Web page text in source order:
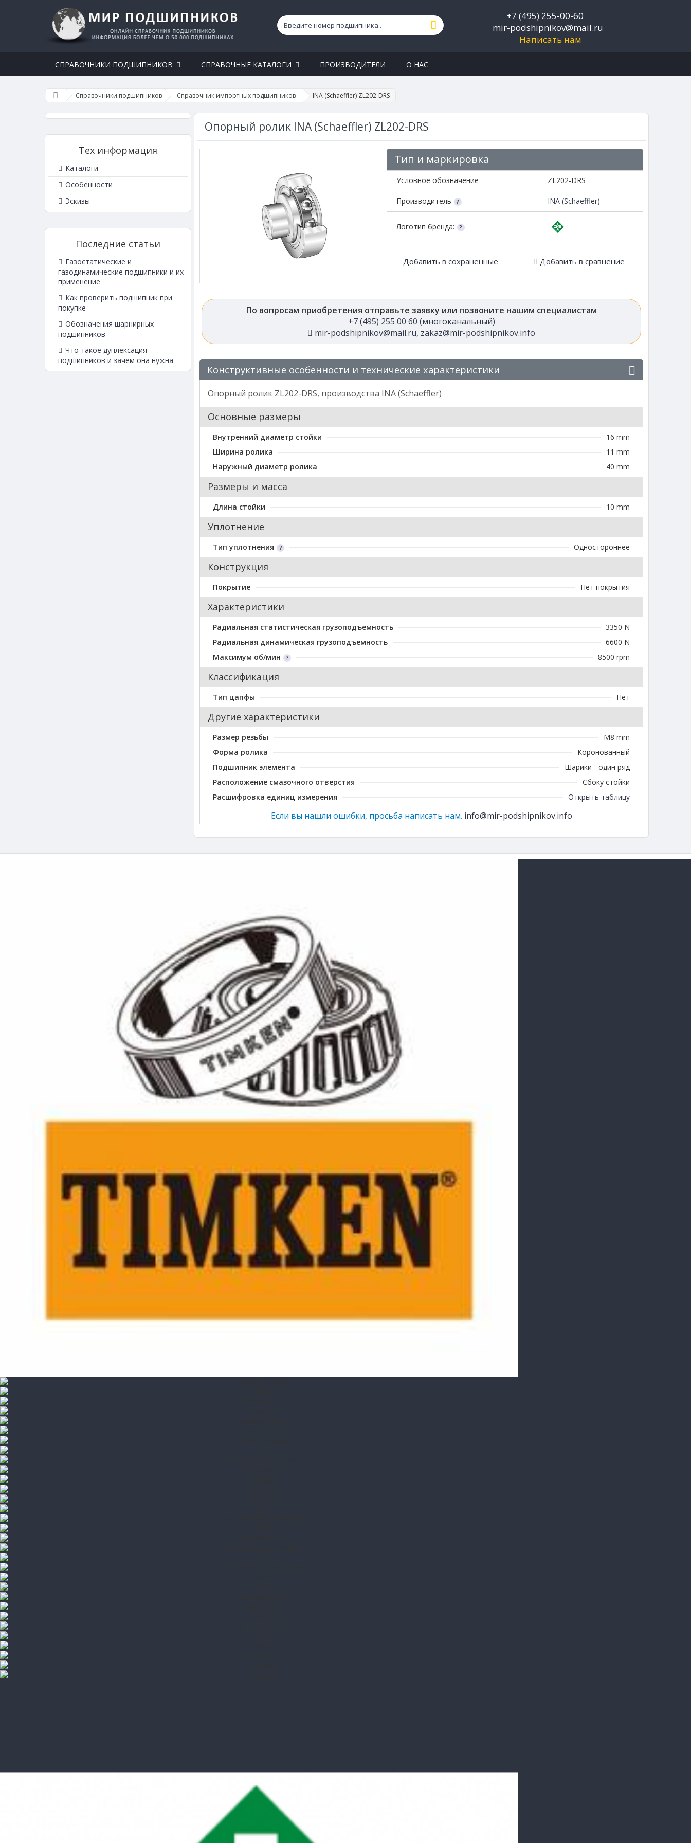
+7 (495) 255-00-60
mir-podshipnikov@mail.ru
Написать нам
СПРАВОЧНИКИ ПОДШИПНИКОВ СПРАВОЧНЫЕ КАТАЛОГИ ПРОИЗВОДИТЕЛИ О НАС
Справочники подшипников Справочник импортных подшипников INA (Schaeffler) ZL202-DRS
Тех информация
Каталоги
Особенности
Эскизы
Последние статьи
Газостатические и
газодинамические подшипники и их
применение
Как проверить подшипник при
покупке
Обозначения шарнирных
подшипников
Что такое дуплексация
подшипников и зачем она нужна
Опорный ролик INA (Schaeffler) ZL202-DRS
Тип и маркировка
Условное обозначение ZL202-DRS
Производитель INA (Schaeffler)
Логотип бренда:
Добавить в сохраненные Добавить в сравнение
По вопросам приобретения отправьте заявку или позвоните нашим специалистам
+7 (495) 255 00 60 (многоканальный)
mir-podshipnikov@mail.ru, zakaz@mir-podshipnikov.info
Конструктивные особенности и технические характеристики
Опорный ролик ZL202-DRS, производства INA (Schaeffler)
Основные размеры
Внутренний диаметр стойки
16 mm
Ширина ролика
11 mm
Наружный диаметр ролика
40 mm
Размеры и масса
Длина стойки 10 mm
Уплотнение
Тип уплотнения Одностороннее
Конструкция
Покрытие Нет покрытия
Характеристики
Радиальная статистическая грузоподъемность
3350 N
Радиальная динамическая грузоподъемность
6600 N
Максимум об/мин
8500 rpm
Классификация
Тип цапфы Нет
Другие характеристики
Размер резьбы
M8 mm
Форма ролика
Коронованный
Подшипник элемента
Шарики - один ряд
Расположение смазочного отверстия
Сбоку стойки
Расшифровка единиц измерения
Открыть таблицу
Если вы нашли ошибки, просьба написать нам. info@mir-podshipnikov.info